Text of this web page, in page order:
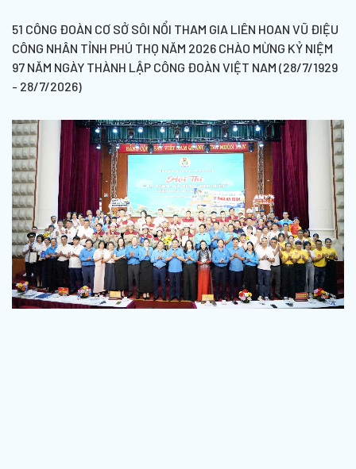
51 CÔNG ĐOÀN CƠ SỞ SÔI NỔI THAM GIA LIÊN HOAN VŨ ĐIỆU
CÔNG NHÂN TỈNH PHÚ THỌ NĂM 2026 CHÀO MỪNG KỶ NIỆM
97 NĂM NGÀY THÀNH LẬP CÔNG ĐOÀN VIỆT NAM (28/7/1929
- 28/7/2026)